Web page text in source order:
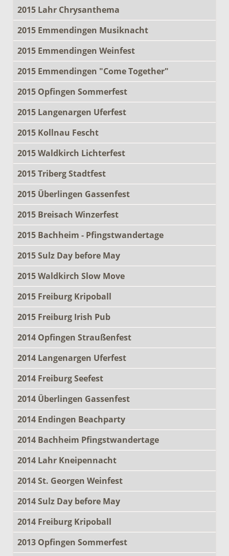
2015 Lahr Chrysanthema
2015 Emmendingen Musiknacht
2015 Emmendingen Weinfest
2015 Emmendingen "Come Together"
2015 Opfingen Sommerfest
2015 Langenargen Uferfest
2015 Kollnau Fescht
2015 Waldkirch Lichterfest
2015 Triberg Stadtfest
2015 Überlingen Gassenfest
2015 Breisach Winzerfest
2015 Bachheim - Pfingstwandertage
2015 Sulz Day before May
2015 Waldkirch Slow Move
2015 Freiburg Kripoball
2015 Freiburg Irish Pub
2014 Opfingen Straußenfest
2014 Langenargen Uferfest
2014 Freiburg Seefest
2014 Überlingen Gassenfest
2014 Endingen Beachparty
2014 Bachheim Pfingstwandertage
2014 Lahr Kneipennacht
2014 St. Georgen Weinfest
2014 Sulz Day before May
2014 Freiburg Kripoball
2013 Opfingen Sommerfest